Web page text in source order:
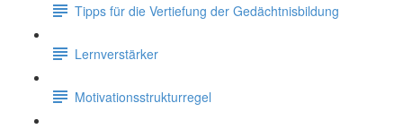
Tipps für die Vertiefung der Gedächtnisbildung
Lernverstärker
Motivationsstrukturregel